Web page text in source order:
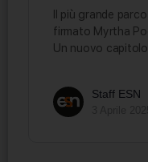
Il più grande
firmato Myrtha
Un nuovo
Staff ESN